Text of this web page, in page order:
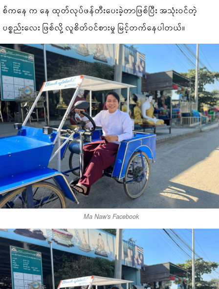
စ်ကနေ က နေ ထုတ်လုပ်ဖန်တီးပေးခဲ့တာဖြစ်ပြီး အသုံးဝင်တဲ့
ပစ္စည်းလေး ဖြစ်လို့ လူစိတ်ဝင်စားမှု မြင့်တက်နေပါတယ်။
Ma Naw's Facebook